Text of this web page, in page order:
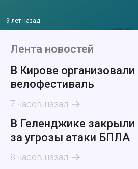
9 лет назад
Лента новостей
В Кирове организовали
велофестиваль
7 часов назад
В Геленджике закрыли
за угрозы атаки БПЛА
8 часов назад